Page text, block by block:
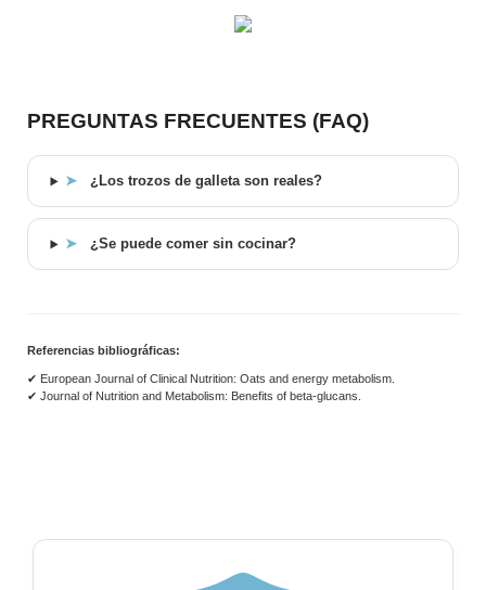
PREGUNTAS FRECUENTES (FAQ)
➤ ¿Los trozos de galleta son reales?
➤ ¿Se puede comer sin cocinar?
Referencias bibliográficas:
✔ European Journal of Clinical Nutrition: Oats and energy metabolism.
✔ Journal of Nutrition and Metabolism: Benefits of beta-glucans.